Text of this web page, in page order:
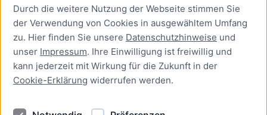
Durch die weitere Nutzung der Webseite stimmen Sie
der Verwendung von Cookies in ausgewähltem Umfang
zu. Hier finden Sie unsere Datenschutzhinweise und
unser Impressum. Ihre Einwilligung ist freiwillig und
kann jederzeit mit Wirkung für die Zukunft in der
Cookie-Erklärung widerrufen werden.
Presse
Newsletter Lübeck:kompakt
Kontakt
Kontakt